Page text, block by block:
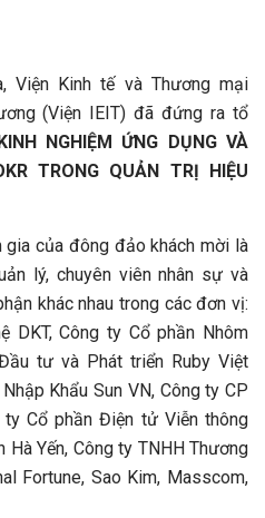
Viện Kinh tế và Thương mại
(Viện IEIT) đã đứng ra tổ
NGHIỆM ỨNG DỤNG VÀ
TRONG QUẢN TRỊ HIỆU
của đông đảo khách mời là
lý, chuyên viên nhân sự và
khác nhau trong các đơn vị:
DKT, Công ty Cổ phần Nhôm
tư và Phát triển Ruby Việt
Khẩu Sun VN, Công ty CP
ty Cổ phần Điện tử Viễn thông
Hà Yến, Công ty TNHH Thương
Fortune, Sao Kim, Masscom,